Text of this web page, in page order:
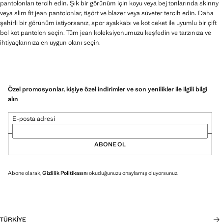
pantolonları tercih edin. Şık bir görünüm için koyu veya bej tonlarında skinny
veya slim fit jean pantolonlar, tişört ve blazer veya süveter tercih edin. Daha
şehirli bir görünüm istiyorsanız, spor ayakkabı ve kot ceket ile uyumlu bir çift
bol kot pantolon seçin. Tüm jean koleksiyonumuzu keşfedin ve tarzınıza ve
ihtiyaçlarınıza en uygun olanı seçin.
Özel promosyonlar, kişiye özel indirimler ve son yenilikler ile ilgili bilgi
alın
E-posta adresi
ABONE OL
Abone olarak,Gizlilik Politikasını okuduğunuzu onaylamış oluyorsunuz.
TÜRKIYE